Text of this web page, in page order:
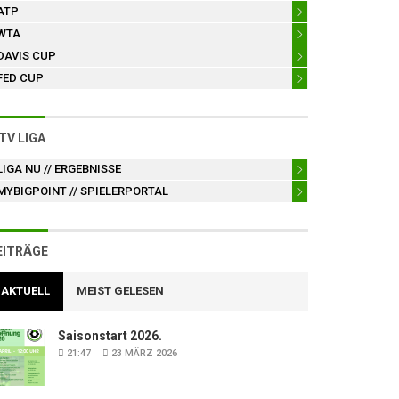
CUP
CUP
LIGA
NU // ERGEBNISSE
// SPIELERPORTAL
AKTUELL MEIST GELESEN
Saisonstart 2026.
21:47 23 MÄRZ 2026